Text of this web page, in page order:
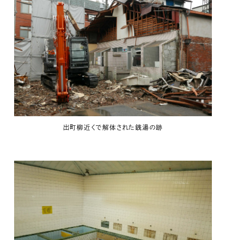
出町柳近くで解体された銭湯の跡